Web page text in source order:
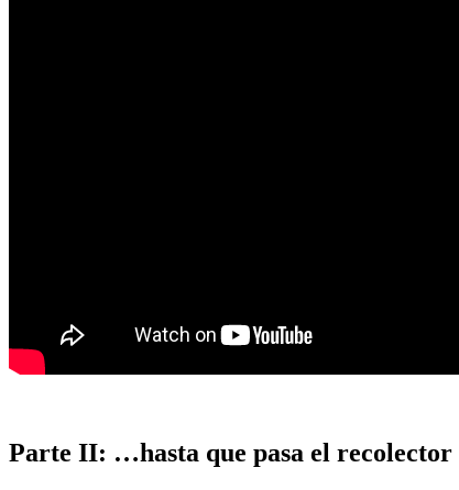
Parte II: …hasta que pasa el recolector